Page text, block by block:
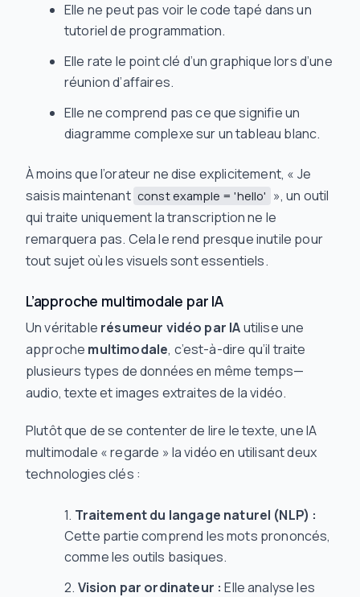
Elle ne peut pas voir le code tapé dans un
tutoriel de programmation.
Elle rate le point clé d’un graphique lors d’une
réunion d’affaires.
Elle ne comprend pas ce que signifie un
diagramme complexe sur un tableau blanc.
À moins que l’orateur ne dise explicitement, « Je
saisis maintenant const example = 'hello' », un outil
qui traite uniquement la transcription ne le
remarquera pas. Cela le rend presque inutile pour
tout sujet où les visuels sont essentiels.
L’approche multimodale par IA
Un véritable résumeur vidéo par IAutilise une
approche multimodale, c’est-à-dire qu’il traite
plusieurs types de données en même temps—
audio, texte et images extraites de la vidéo.
Plutôt que de se contenter de lire le texte, une IA
multimodale « regarde » la vidéo en utilisant deux
technologies clés :
Traitement du langage naturel (NLP) :
Cette partie comprend les mots prononcés,
comme les outils basiques.
Vision par ordinateur : Elle analyse les